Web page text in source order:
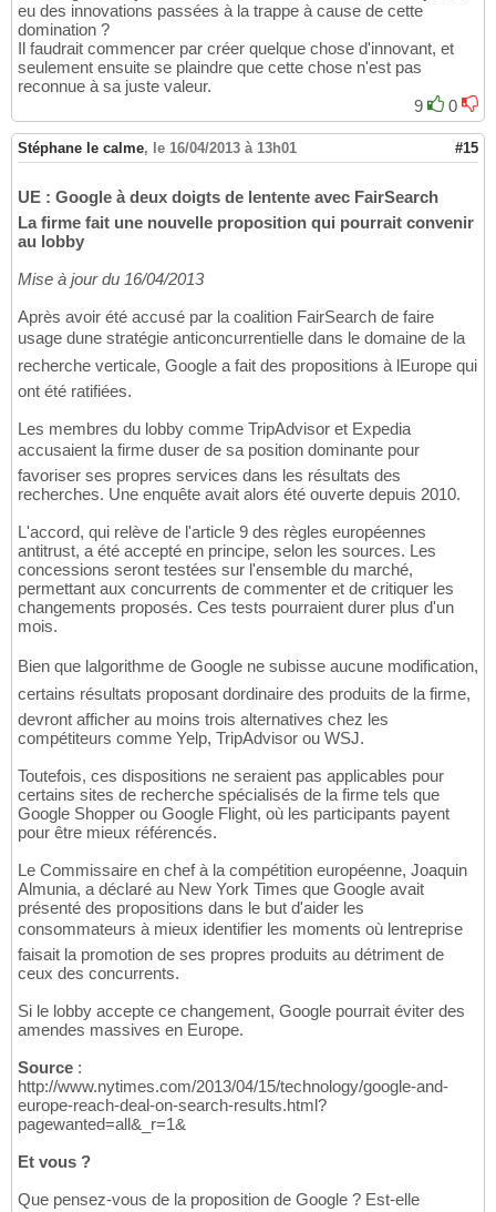
eu des innovations passées à la trappe à cause de cette
domination ?
Il faudrait commencer par créer quelque chose d'innovant, et
seulement ensuite se plaindre que cette chose n'est pas
reconnue à sa juste valeur.
9
0
Stéphane le calme, le 16/04/2013 à 13h01 #15
UE : Google à deux doigts de lentente avec FairSearch
La firme fait une nouvelle proposition qui pourrait convenir
au lobby
Mise à jour du 16/04/2013
Après avoir été accusé par la coalition FairSearch de faire
usage dune stratégie anticoncurrentielle dans le domaine de la
recherche verticale, Google a fait des propositions à lEurope qui
ont été ratifiées.
Les membres du lobby comme TripAdvisor et Expedia
accusaient la firme duser de sa position dominante pour
favoriser ses propres services dans les résultats des
recherches. Une enquête avait alors été ouverte depuis 2010.
L'accord, qui relève de l'article 9 des règles européennes
antitrust, a été accepté en principe, selon les sources. Les
concessions seront testées sur l'ensemble du marché,
permettant aux concurrents de commenter et de critiquer les
changements proposés. Ces tests pourraient durer plus d'un
mois.
Bien que lalgorithme de Google ne subisse aucune modification,
certains résultats proposant dordinaire des produits de la firme,
devront afficher au moins trois alternatives chez les
compétiteurs comme Yelp, TripAdvisor ou WSJ.
Toutefois, ces dispositions ne seraient pas applicables pour
certains sites de recherche spécialisés de la firme tels que
Google Shopper ou Google Flight, où les participants payent
pour être mieux référencés.
Le Commissaire en chef à la compétition européenne, Joaquin
Almunia, a déclaré au New York Times que Google avait
présenté des propositions dans le but d'aider les
consommateurs à mieux identifier les moments où lentreprise
faisait la promotion de ses propres produits au détriment de
ceux des concurrents.
Si le lobby accepte ce changement, Google pourrait éviter des
amendes massives en Europe.
Source :
http://www.nytimes.com/2013/04/15/technology/google-and-
europe-reach-deal-on-search-results.html?
pagewanted=all&_r=1&
Et vous ?
Que pensez-vous de la proposition de Google ? Est-elle